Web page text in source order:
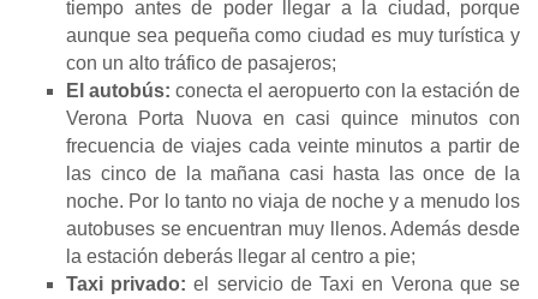
tiempo antes de poder llegar a la ciudad, porque
aunque sea pequeña como ciudad es muy turística y
con un alto tráfico de pasajeros;
El autobús: conecta el aeropuerto con la estación de
Verona Porta Nuova en casi quince minutos con
frecuencia de viajes cada veinte minutos a partir de
las cinco de la mañana casi hasta las once de la
noche. Por lo tanto no viaja de noche y a menudo los
autobuses se encuentran muy llenos. Además desde
la estación deberás llegar al centro a pie;
Taxi privado: el servicio de Taxi en Verona que se